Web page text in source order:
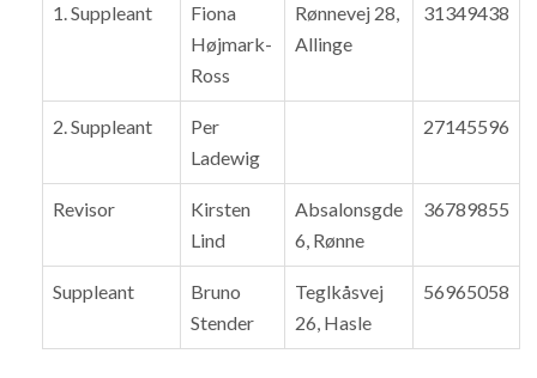
1. Suppleant
Fiona
Højmark-
Ross
Rønnevej 28,
Allinge
31349438
2. Suppleant
Per
Ladewig
27145596
Revisor
Kirsten
Lind
Absalonsgde
6, Rønne
36789855
Suppleant
Bruno
Stender
Teglkåsvej
26, Hasle
56965058